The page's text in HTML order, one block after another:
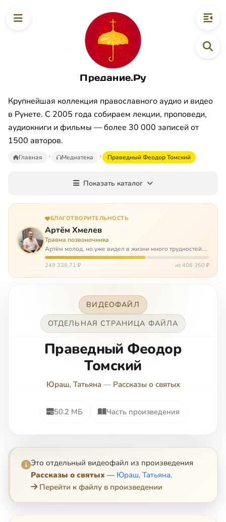
Предание.Ру
Крупнейшая коллекция православного аудио и видео
в Рунете. С 2005 года собираем лекции, проповеди,
аудиокниги и фильмы — более 30 000 записей от
1500 авторов.
Главная Медиатека Праведный Феодор Томский
Показать каталог
БЛАГОТВОРИТЕЛЬНОСТЬ
Артём Хмелев
Травма позвоночника
Артём молод, но уже видел в жизни много трудностей.
Он сирота, привык заботится о себе сам, но, когда
случилось несчастье, и он был парализован – остался на
249 338,71 ₽ из 406 350 ₽
ВИДЕОФАЙЛ
ОТДЕЛЬНАЯ СТРАНИЦА ФАЙЛА
Праведный Феодор
Томский
Юраш, Татьяна— Рассказы о святых
50.2 МБ Часть произведения
Это отдельный видеофайл из произведения
Рассказы о святых — Юраш, Татьяна.
Перейти к файлу в произведении